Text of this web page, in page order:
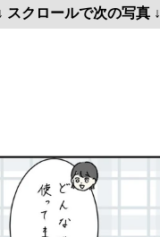
スクロールで次の写真 ↓